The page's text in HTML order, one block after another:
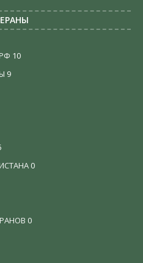
10
9
0
0